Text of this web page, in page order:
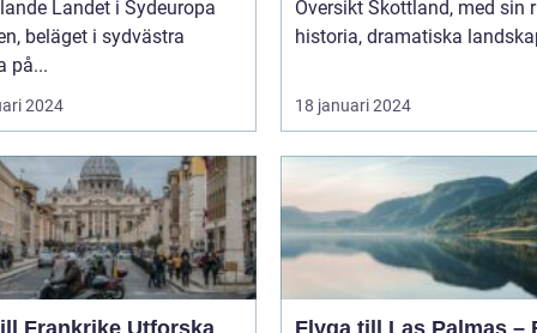
Landet i Sydeuropa
beläget i sydvästra
på...
2024
Översikt Skottland, med sin rika
historia, dramatiska
18 januari 2024
Utforska
Flyga till Las Palmas –